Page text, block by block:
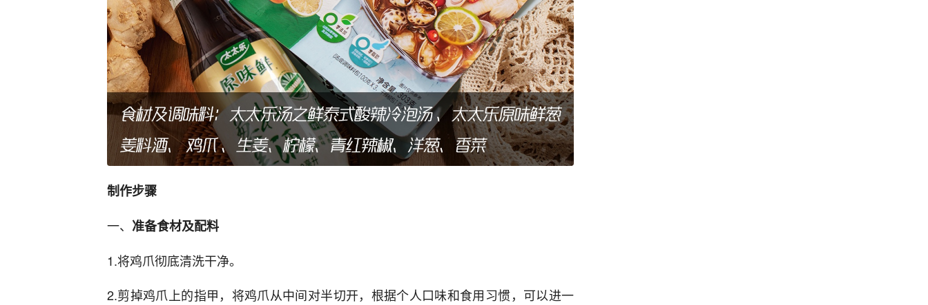
制作步骤
一、 准备食材及配料
1.将鸡爪彻底清洗干净。
2.剪掉鸡爪上的指甲，将鸡爪从中间对半切开，根据个人口味和食用习惯，可以进一